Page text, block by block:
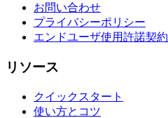
お問い合わせ
プライバシーポリシー
エンドユーザ使用許諾契約
リソース
クイックスタート
使い方とコツ